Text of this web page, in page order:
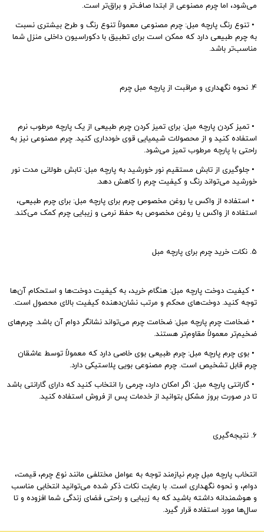
می‌شود، اما چرم مصنوعی از ابتدا صاف‌تر و براق‌تر است.
• تنوع رنگ پارچه مبل: چرم مصنوعی معمولاً تنوع رنگ و طرح بیشتری نسبت
به چرم طبیعی دارد که ممکن است برای تطبیق با دکوراسیون داخلی منزل شما
مناسب‌تر باشد.
4. نحوه نگهداری و مراقبت از پارچه مبل چرم
• تمیز کردن پارچه مبل: برای تمیز کردن چرم طبیعی از یک پارچه مرطوب نرم
استفاده کنید و از محصولات شیمیایی قوی خودداری کنید. چرم مصنوعی نیز به
راحتی با پارچه مرطوب تمیز می‌شود.
• جلوگیری از تابش مستقیم نور خورشید به پارچه مبل: تابش طولانی مدت نور
خورشید می‌تواند رنگ و کیفیت چرم را کاهش دهد.
• استفاده از واکس یا روغن مخصوص چرم برای پارچه مبل: برای چرم طبیعی،
استفاده از واکس یا روغن مخصوص به حفظ نرمی و زیبایی چرم کمک می‌کند.
5. نکات خرید چرم برای پارچه مبل
• کیفیت دوخت پارچه مبل: هنگام خرید، به کیفیت دوخت‌ها و استحکام آن‌ها
توجه کنید. دوخت‌های محکم و مرتب نشان‌دهنده کیفیت بالای محصول است.
• ضخامت چرم پارچه مبل: ضخامت چرم می‌تواند نشانگر دوام آن باشد. چرم‌های
ضخیم‌تر معمولاً مقاوم‌تر هستند.
• بوی چرم پارچه مبل: چرم طبیعی بوی خاصی دارد که معمولاً توسط عاشقان
چرم قابل تشخیص است. چرم مصنوعی بویی پلاستیکی دارد.
• گارانتی پارچه مبل: اگر امکان دارد، چرمی را انتخاب کنید که دارای گارانتی باشد
تا در صورت بروز مشکل بتوانید از خدمات پس از فروش استفاده کنید.
6. نتیجه‌گیری
انتخاب پارچه مبل چرم نیازمند توجه به عوامل مختلفی مانند نوع چرم، قیمت،
دوام، و نحوه نگهداری است. با رعایت نکات ذکر شده می‌توانید انتخابی مناسب
و هوشمندانه داشته باشید که به زیبایی و راحتی فضای زندگی شما افزوده و تا
سال‌ها مورد استفاده قرار گیرد.